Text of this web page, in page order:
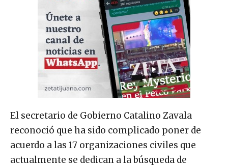
El secretario de Gobierno Catalino Zavala
reconoció que ha sido complicado poner de
acuerdo a las 17 organizaciones civiles que
actualmente se dedican a la búsqueda de